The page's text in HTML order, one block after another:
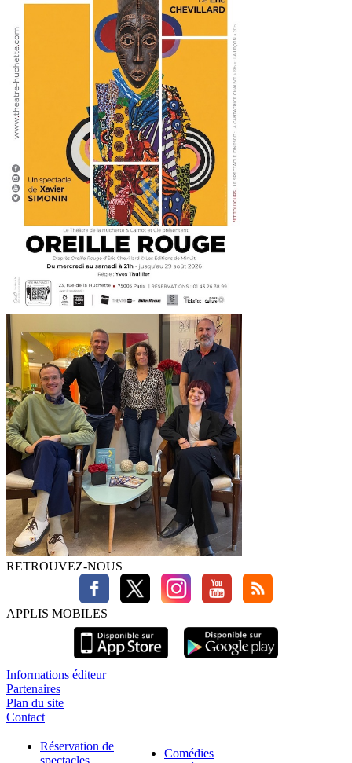
RETROUVEZ-NOUS
APPLIS MOBILES
Informations éditeur
Partenaires
Plan du site
Contact
Réservation de
Comédies